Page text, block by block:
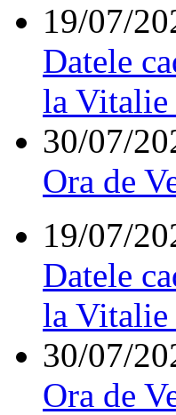
19/07/
Datele
la
30/07/
Ora de
19/07/
Datele
la
30/07/
Ora de